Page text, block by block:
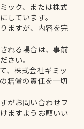
ック、または株式
しています。
ますが、内容を完
れる場合は、事前
さい。
、株式会社ギミッ
賠償の責任を一切
がお問い合わせフ
ますようお願いい